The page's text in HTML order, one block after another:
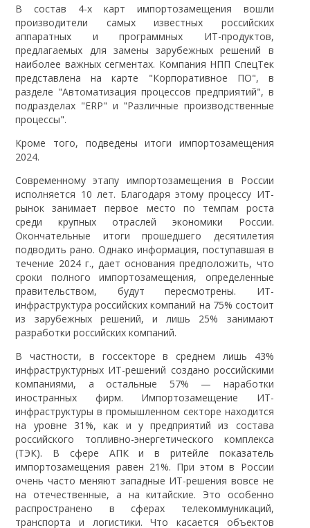
В состав 4-х карт импортозамещения вошли
производители самых известных российских
аппаратных и программных ИТ-продуктов,
предлагаемых для замены зарубежных решений в
наиболее важных сегментах. Компания НПП СпецТек
представлена на карте "Корпоративное ПО", в
разделе "Автоматизация процессов предприятий", в
подразделах "ERP" и "Различные производственные
процессы".
Кроме того, подведены итоги импортозамещения
2024.
Современному этапу импортозамещения в России
исполняется 10 лет. Благодаря этому процессу ИТ-
рынок занимает первое место по темпам роста
среди крупных отраслей экономики России.
Окончательные итоги прошедшего десятилетия
подводить рано. Однако информация, поступавшая в
течение 2024 г., дает основания предположить, что
сроки полного импортозамещения, определенные
правительством, будут пересмотрены. ИТ-
инфраструктура российских компаний на 75% состоит
из зарубежных решений, и лишь 25% занимают
разработки российских компаний.
В частности, в госсекторе в среднем лишь 43%
инфраструктурных ИТ-решений создано российскими
компаниями, а остальные 57% — наработки
иностранных фирм. Импортозамещение ИТ-
инфраструктуры в промышленном секторе находится
на уровне 31%, как и у предприятий из состава
российского топливно-энергетического комплекса
(ТЭК). В сфере АПК и в ритейле показатель
импортозамещения равен 21%. При этом в России
очень часто меняют западные ИТ-решения вовсе не
на отечественные, а на китайские. Это особенно
распространено в сферах телекоммуникаций,
транспорта и логистики. Что касается объектов